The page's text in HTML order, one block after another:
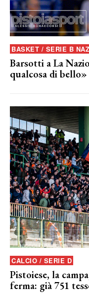
BASKET / SERIE B
Barsotti a La
qualcosa di bello»
CALCIO / SERIE D
Pistoiese, la
ferma: già 751